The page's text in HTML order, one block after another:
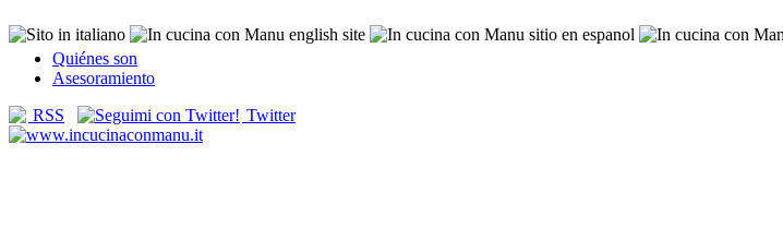
Quiénes son
Asesoramiento
RSS
Twitter